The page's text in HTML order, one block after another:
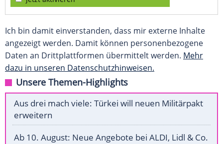
Ich bin damit einverstanden, dass mir externe Inhalte
angezeigt werden. Damit können personenbezogene
Daten an Drittplattformen übermittelt werden. Mehr
dazu in unseren Datenschutzhinweisen.
Unsere Themen-Highlights
Aus drei mach viele: Türkei will neuen Militärpakt
erweitern
Ab 10. August: Neue Angebote bei ALDI, Lidl & Co.